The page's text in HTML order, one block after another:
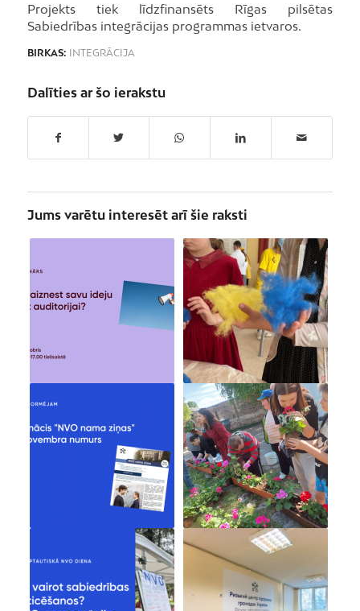
Projekts tiek līdzfinansēts Rīgas pilsētas
Sabiedrības integrācijas programmas ietvaros.
BIRKAS: INTEGRĀCIJA
Dalīties ar šo ierakstu
Jums varētu interesēt arī šie raksti